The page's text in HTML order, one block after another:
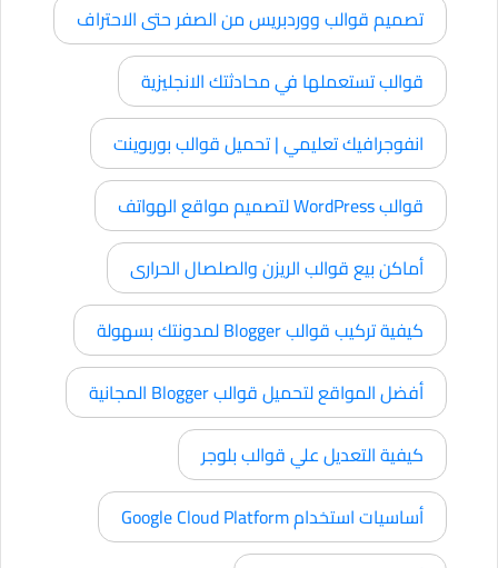
تصميم قوالب ووردبريس من الصفر حتى الاحتراف
قوالب تستعملها في محادثتك الانجليزية
انفوجرافيك تعليمي | تحميل قوالب بوربوينت
قوالب WordPress لتصميم مواقع الهواتف
أماكن بيع قوالب الريزن والصلصال الحرارى
كيفية تركيب قوالب Blogger لمدونتك بسهولة
أفضل المواقع لتحميل قوالب Blogger المجانية
كيفية التعديل علي قوالب بلوجر
أساسيات استخدام Google Cloud Platform